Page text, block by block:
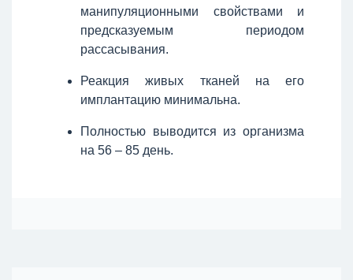
манипуляционными свойствами и
предсказуемым периодом
рассасывания.
Реакция живых тканей на его
имплантацию минимальна.
Полностью выводится из организма
на 56 – 85 день.